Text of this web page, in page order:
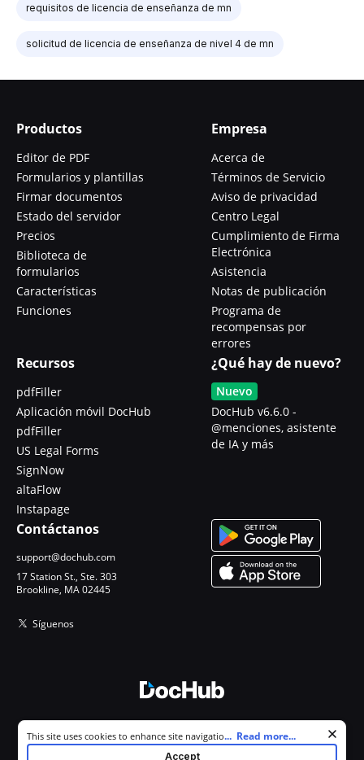
requisitos de licencia de enseñanza de mn
solicitud de licencia de enseñanza de nivel 4 de mn
Productos
Editor de PDF
Formularios y plantillas
Firmar documentos
Estado del servidor
Precios
Biblioteca de
formularios
Características
Funciones
Empresa
Acerca de
Términos de Servicio
Aviso de privacidad
Centro Legal
Cumplimiento de Firma
Electrónica
Asistencia
Notas de publicación
Programa de
recompensas por
errores
Recursos
pdfFiller
Aplicación móvil DocHub
pdfFiller
US Legal Forms
SignNow
altaFlow
Instapage
¿Qué hay de nuevo?
Nuevo
DocHub v6.6.0 -
@menciones, asistente
de IA y más
Contáctanos
support@dochub.com
17 Station St., Ste. 303
Brookline, MA 02445
Síguenos
Todos los derechos reservados.
Cookie consent notice
This site uses cookies to enhance site navigation and personalize
your experience. By using this site you agree to our use of cookies as
... Read more...
Accept